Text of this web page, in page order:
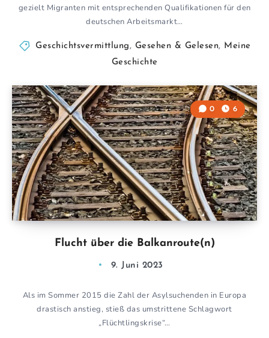
gezielt Migranten mit entsprechenden Qualifikationen für den
deutschen Arbeitsmarkt…
Geschichtsvermittlung , Gesehen & Gelesen, Meine
Geschichte
Flucht über die Balkanroute(n)
0 6
9. Juni 2023
Als im Sommer 2015 die Zahl der Asylsuchenden in Europa
drastisch anstieg, stieß das umstrittene Schlagwort
„Flüchtlingskrise“…